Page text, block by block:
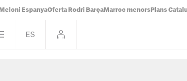
Meloni EspanyaOferta Rodri Barça Marroc menors Plans